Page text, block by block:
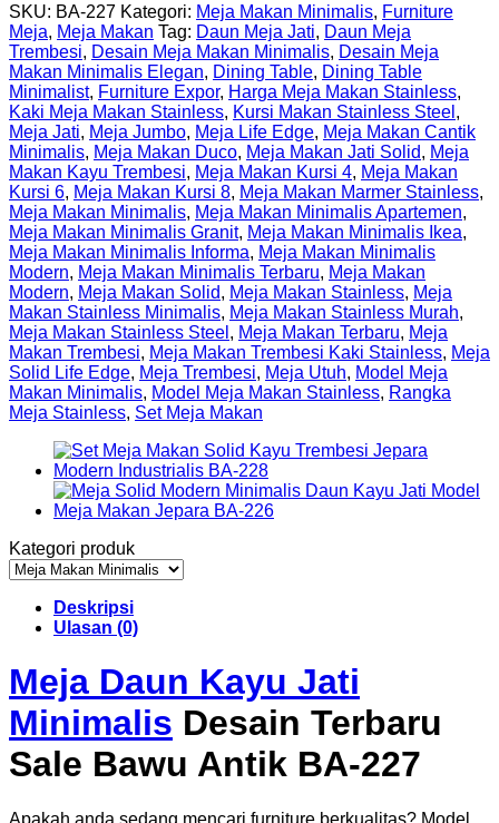
SKU: BA-227 Kategori: Meja Makan Minimalis, Furniture
Meja, Meja Makan Tag: Daun Meja Jati, Daun Meja
Trembesi, Desain Meja Makan Minimalis, Desain Meja
Makan Minimalis Elegan, Dining Table, Dining Table
Minimalist, Furniture Expor, Harga Meja Makan Stainless,
Kaki Meja Makan Stainless, Kursi Makan Stainless Steel ,
Meja Jati, Meja Jumbo, Meja Life Edge, Meja Makan Cantik
Minimalis, Meja Makan Duco, Meja Makan Jati Solid, Meja
Makan Kayu Trembesi, Meja Makan Kursi 4, Meja Makan
Kursi 6, Meja Makan Kursi 8, Meja Makan Marmer Stainless,
Meja Makan Minimalis, Meja Makan Minimalis Apartemen,
Meja Makan Minimalis Granit, Meja Makan Minimalis Ikea,
Meja Makan Minimalis Informa, Meja Makan Minimalis
Modern, Meja Makan Minimalis Terbaru, Meja Makan
Modern, Meja Makan Solid, Meja Makan Stainless, Meja
Makan Stainless Minimalis, Meja Makan Stainless Murah,
Meja Makan Stainless Steel , Meja Makan Terbaru, Meja
Makan Trembesi, Meja Makan Trembesi Kaki Stainless, Meja
Solid Life Edge, Meja Trembesi, Meja Utuh, Model Meja
Makan Minimalis, Model Meja Makan Stainless, Rangka
Meja Stainless, Set Meja Makan
Kategori produk
Deskripsi
Ulasan (0)
Meja Daun Kayu Jati
Minimalis Desain Terbaru
Sale Bawu Antik BA-227
Apakah anda sedang mencari furniture berkualitas? Model